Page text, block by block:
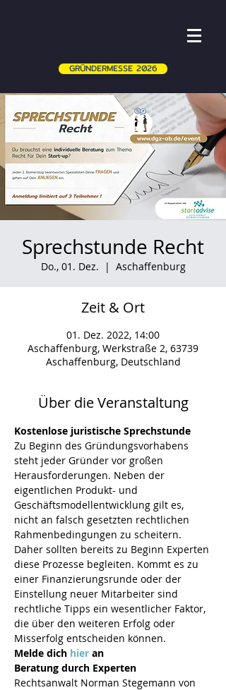
GRÜNDERMESSE 2026
Sprechstunde Recht
Do., 01. Dez.
  |
Aschaffenburg
Zeit & Ort
01. Dez. 2022, 14:00
Aschaffenburg, Werkstraße 2, 63739
Aschaffenburg, Deutschland
Über die Veranstaltung
Kostenlose juristische Sprechstunde
Zu Beginn des Gründungsvorhabens
steht jeder Gründer vor großen
Herausforderungen. Neben der
eigentlichen Produkt- und
Geschäftsmodellentwicklung gilt es,
nicht an falsch gesetzten rechtlichen
Rahmenbedingungen zu scheitern.
Daher sollten bereits zu Beginn Experten
diese Prozesse begleiten. Kommt es zu
einer Finanzierungsrunde oder der
Einstellung neuer Mitarbeiter sind
rechtliche Tipps ein wesentlicher Faktor,
die über den weiteren Erfolg oder
Misserfolg entscheiden können.
Melde dich hier an
Beratung durch Experten
Rechtsanwalt Norman Stegemann von